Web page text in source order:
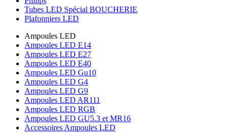
Tubes LED Spécial BOUCHERIE
Plafonniers LED
Ampoules LED
Ampoules LED E14
Ampoules LED E27
Ampoules LED E40
Ampoules LED Gu10
Ampoules LED G4
Ampoules LED G9
Ampoules LED AR111
Ampoules LED RGB
Ampoules LED GU5.3 et MR16
Accessoires Ampoules LED